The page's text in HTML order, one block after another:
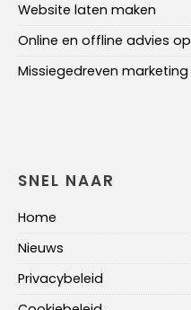
Website laten maken
Online en offline advies
Missiegedreven
SNEL NAAR
Home
Nieuws
Privacybeleid